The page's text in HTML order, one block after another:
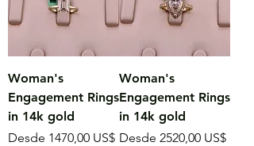
Woman's
Engagement Rings
in 14k gold
Desde 1470,00 US$
Precio de oferta
Woman's
Engagement Rings
in 14k gold
Desde 2520,00 US$
Precio de oferta